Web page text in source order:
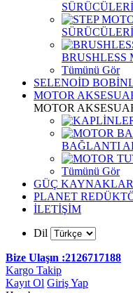
SÜRÜCÜLERİ
SÜRÜCÜLERİ
BRUSHLESS
Tümünü Gör
SELENOİD
MOTOR
MOTOR
BAĞLANTI
Tümünü Gör
GÜÇ
PLANET
İLETİŞİM
Dil
Bize Ulaşın :2126717188
Kargo Takip
Kayıt Ol Giriş Yap